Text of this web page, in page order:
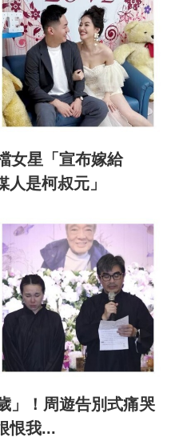
女星「宣布嫁給
是柯叔元」
」！周遊告別式痛哭
恨我...